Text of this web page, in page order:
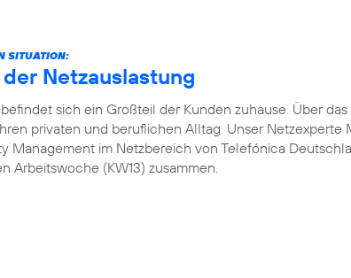
SITUATION:
Netzauslastung
sich ein Großteil der Kunden zuhause. Über das
privaten und beruflichen Alltag. Unser Netzexperte
Management im Netzbereich von Telefónica
Arbeitswoche (KW13) zusammen.